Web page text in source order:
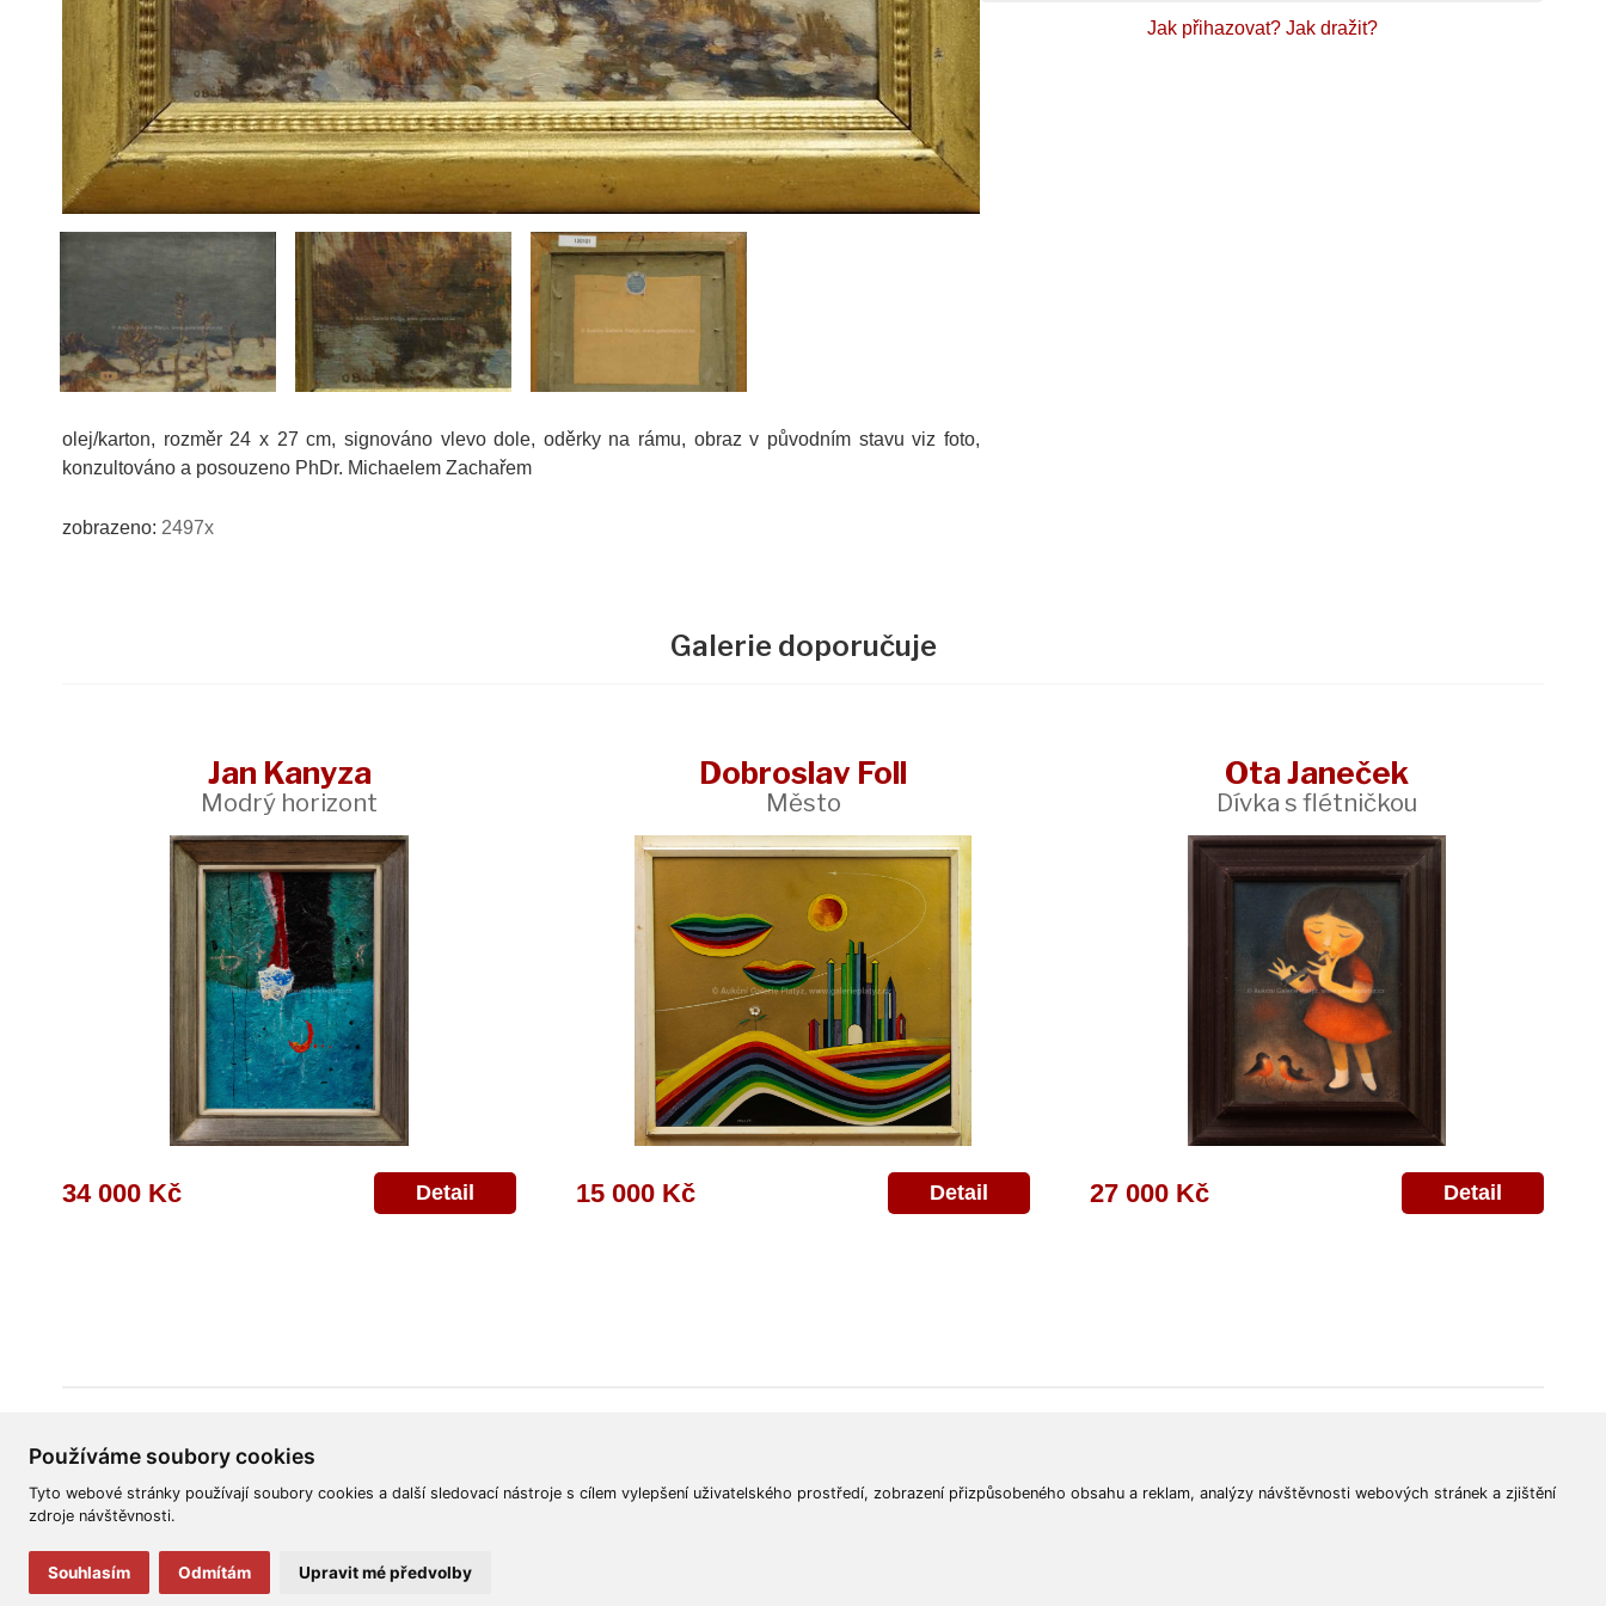
Používáme soubory cookies
Tyto webové stránky používají soubory cookies a další sledovací nástroje s cílem vylepšení uživatelského prostředí, zobrazení přizpůsobeného obsahu a reklam, analýzy návštěvnosti webových stránek a zjištění
zdroje návštěvnosti.
Souhlasím Odmítám Upravit mé předvolby
olej/karton, rozměr 24 x 27 cm, signováno vlevo dole, oděrky na rámu, obraz v původním stavu viz foto,
konzultováno a posouzeno PhDr. Michaelem Zachařem
zobrazeno: 2497x
Jak přihazovat? Jak dražit?
Galerie doporučuje
Jan Kanyza
Modrý horizont
34 000 Kč Detail
Dobroslav Foll
Město
15 000 Kč Detail
Ota Janeček
Dívka s flétničkou
27 000 Kč Detail